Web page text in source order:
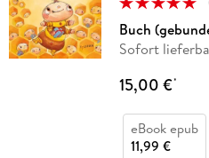
Buch
Sofort
15,00 €*
eBook epub
11,99 €